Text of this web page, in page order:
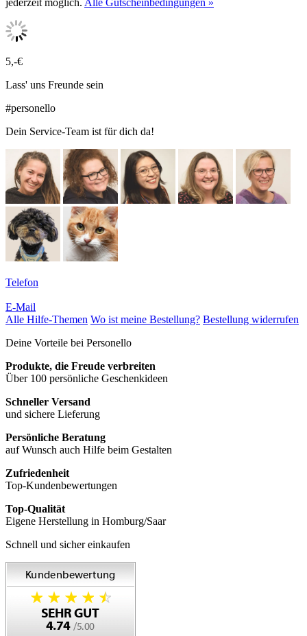
5,-€
Lass' uns Freunde sein
#personello
Dein Service-Team ist für dich da!
Telefon
E-Mail
Alle Hilfe-Themen Wo ist meine Bestellung? Bestellung widerrufen
Deine Vorteile bei Personello
Produkte, die Freude verbreiten
Über 100 persönliche Geschenkideen
Schneller Versand
und sichere Lieferung
Persönliche Beratung
auf Wunsch auch Hilfe beim Gestalten
Zufriedenheit
Top-Kundenbewertungen
Top-Qualität
Eigene Herstellung in Homburg/Saar
Schnell und sicher einkaufen